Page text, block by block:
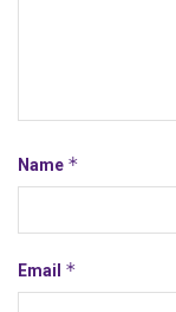
Name *
Email *